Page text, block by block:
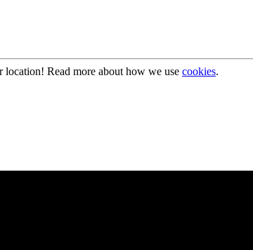
Read more about how we use cookies.